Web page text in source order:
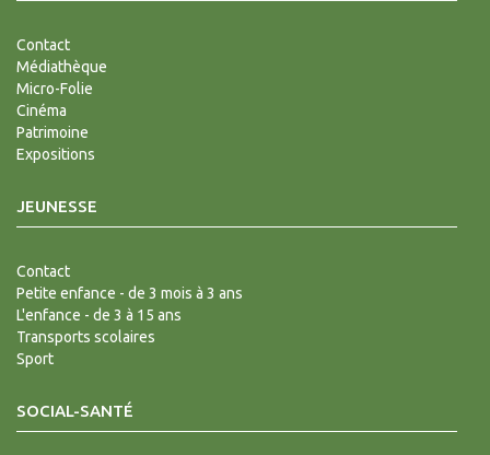
Contact
Médiathèque
Micro-Folie
Cinéma
Patrimoine
Expositions
JEUNESSE
Contact
Petite enfance - de 3 mois à 3 ans
L'enfance - de 3 à 15 ans
Transports scolaires
Sport
SOCIAL-SANTÉ